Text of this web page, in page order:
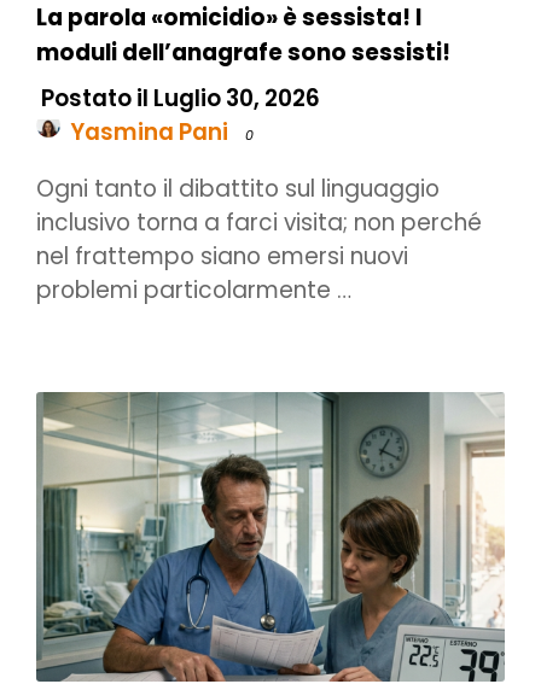
La parola «omicidio» è sessista! I
moduli dell’anagrafe sono sessisti!
Postato il Luglio 30, 2026
Yasmina Pani
0
Ogni tanto il dibattito sul linguaggio
inclusivo torna a farci visita; non perché
nel frattempo siano emersi nuovi
problemi particolarmente …